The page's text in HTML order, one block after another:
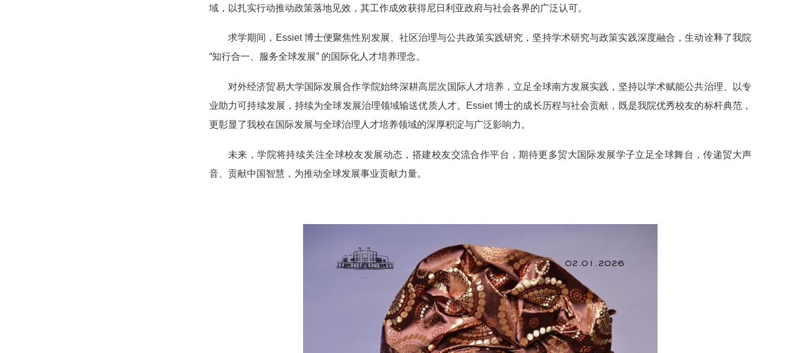
域，以扎实行动推动政策落地见效，其工作成效获得尼日利亚政府与社会各界的广泛认可。
求学期间，Essiet 博士便聚焦性别发展、社区治理与公共政策实践研究，坚持学术研究与政策实践深度融合，生动诠释了我院
“知行合一、服务全球发展” 的国际化人才培养理念。
对外经济贸易大学国际发展合作学院始终深耕高层次国际人才培养，立足全球南方发展实践，坚持以学术赋能公共治理、以专
业助力可持续发展，持续为全球发展治理领域输送优质人才。Essiet 博士的成长历程与社会贡献，既是我院优秀校友的标杆典范，
更彰显了我校在国际发展与全球治理人才培养领域的深厚积淀与广泛影响力。
未来，学院将持续关注全球校友发展动态，搭建校友交流合作平台，期待更多贸大国际发展学子立足全球舞台，传递贸大声
音、贡献中国智慧，为推动全球发展事业贡献力量。